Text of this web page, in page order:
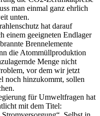
man einmal ganz ehrlich
unten.
hat darauf
einem geeigneten Endlager
Brennelemente
die Atommüllproduktion
Menge nicht
vor dem wir jetzt
noch hinzukommt, sollen
für Umweltfragen hat
mit dem Titel: